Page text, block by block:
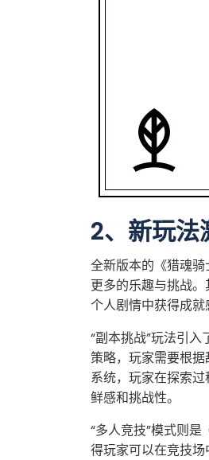
2、新玩法
全新版本的《猎魂
更多的乐趣与挑战
个人剧情中获得成就
“副本挑战”玩法引
策略，玩家需要根
系统，玩家在探索
鲜感和挑战性。
“多人竞技”模式则
得玩家可以在竞技